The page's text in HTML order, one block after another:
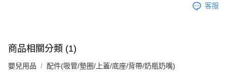
客服
商品相關分類 (1)
嬰兒用品 配件(吸管/墊圈/上蓋/底座/背帶/奶瓶奶嘴)